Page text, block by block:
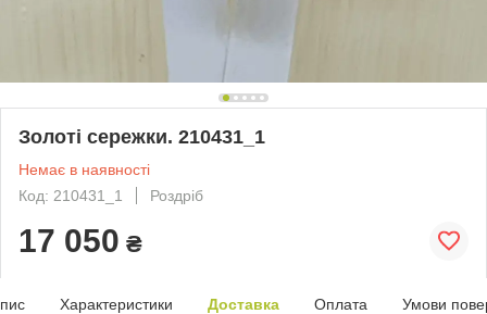
Золоті сережки. 210431_1
Немає в наявності
Код: 210431_1
Роздріб
17 050 ₴
Характеристики Доставка Оплата Умови